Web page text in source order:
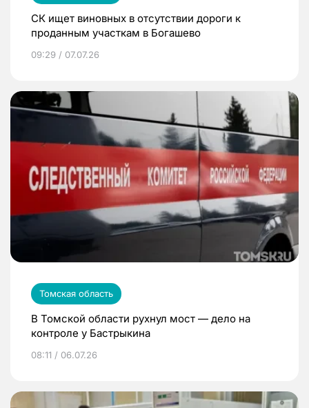
СК ищет виновных в отсутствии дороги к
проданным участкам в Богашево
09:29 / 07.07.26
Томская область
В Томской области рухнул мост — дело на
контроле у Бастрыкина
08:11 / 06.07.26